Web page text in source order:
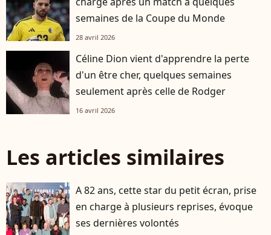
semaines de la Coupe du Monde
28 avril 2026
Céline Dion vient d'apprendre la perte
d'un être cher, quelques semaines
seulement après celle de Rodger
16 avril 2026
Les articles similaires
A 82 ans, cette star du petit écran, prise
en charge à plusieurs reprises, évoque
ses dernières volontés